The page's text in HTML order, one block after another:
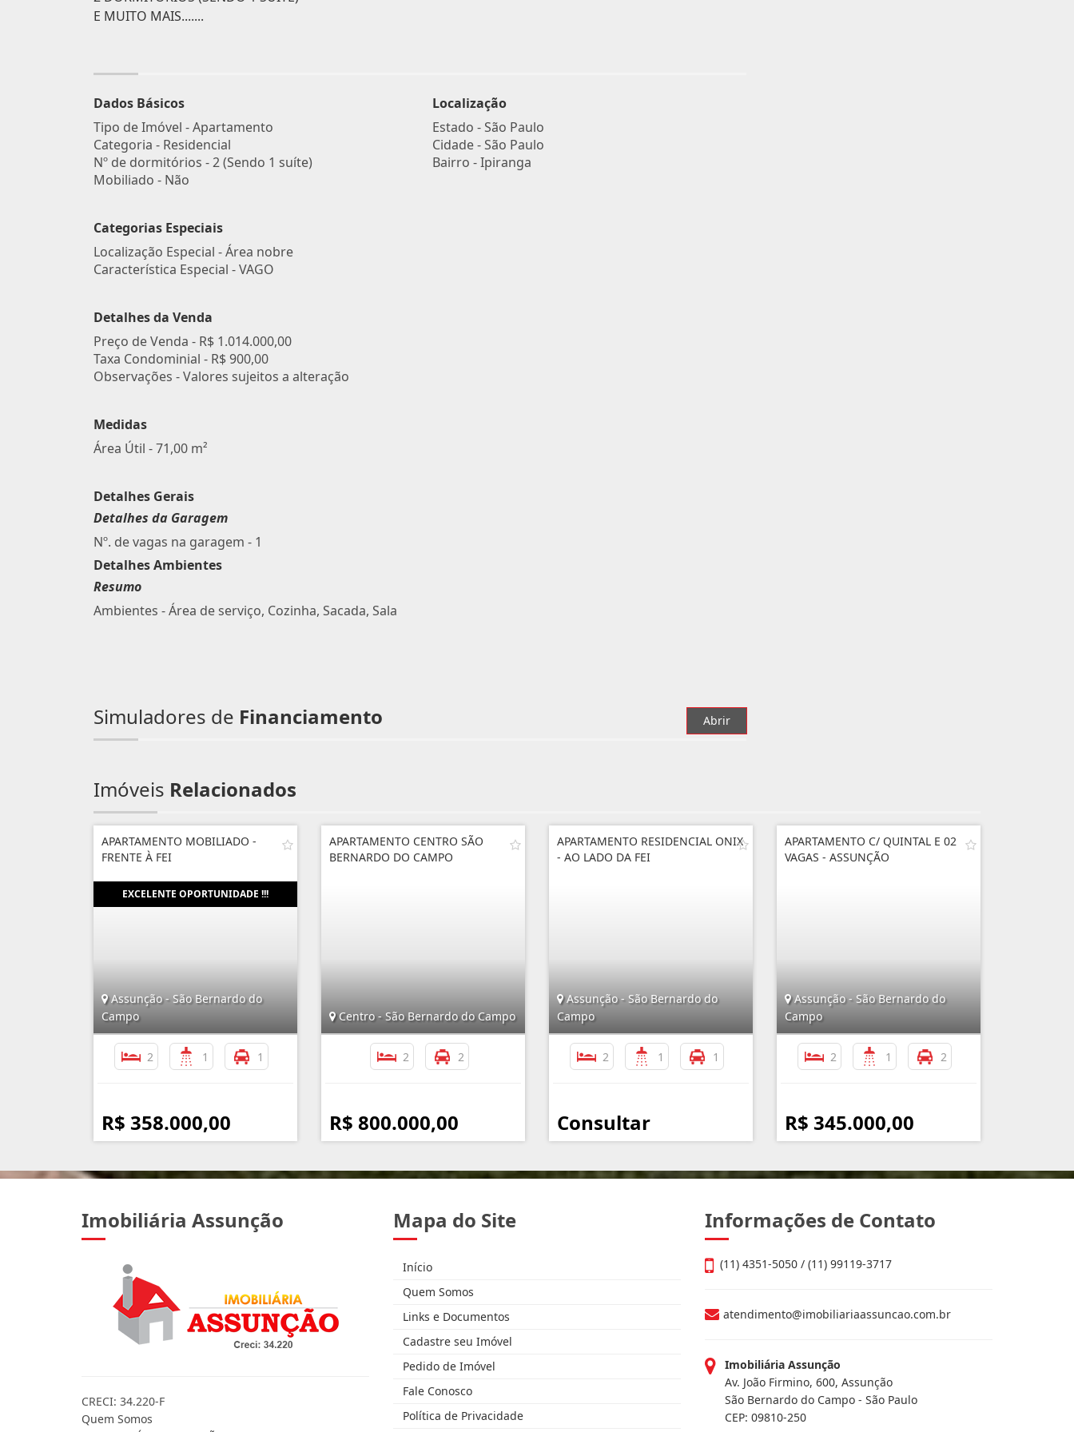
E MUITO MAIS.......
Dados Básicos
Tipo de Imóvel - Apartamento
Categoria - Residencial
Nº de dormitórios - 2 (Sendo 1 suíte)
Mobiliado - Não
Categorias Especiais
Localização Especial - Área nobre
Característica Especial - VAGO
Detalhes da Venda
Preço de Venda - R$ 1.014.000,00
Taxa Condominial - R$ 900,00
Observações - Valores sujeitos a alteração
Medidas
Área Útil - 71,00 m²
Detalhes Gerais
Detalhes da Garagem
Nº. de vagas na garagem - 1
Detalhes Ambientes
Resumo
Ambientes - Área de serviço, Cozinha, Sacada, Sala
Localização
Estado -São Paulo
Cidade -São Paulo
Bairro -Ipiranga
Simuladores de Financiamento Abrir
Imóveis Relacionados
APARTAMENTO MOBILIADO -
FRENTE À FEI
Assunção - São Bernardo do
Campo
2 1 1
R$ 358.000,00
APARTAMENTO CENTRO SÃO
BERNARDO DO CAMPO
Centro - São Bernardo do Campo
2 2
R$ 800.000,00
APARTAMENTO RESIDENCIAL ONIX
- AO LADO DA FEI
Assunção - São Bernardo do
Campo
2 1 1
Consultar
APARTAMENTO C/ QUINTAL E 02
VAGAS - ASSUNÇÃO
Assunção - São Bernardo do
Campo
2 1 2
R$ 345.000,00
Imobiliária Assunção
CRECI: 34.220-F
Quem Somos
Mapa do Site
Início
Quem Somos
Links e Documentos
Cadastre seu Imóvel
Pedido de Imóvel
Fale Conosco
Política de Privacidade
Informações de Contato
(11) 4351-5050 / (11) 99119-3717
atendimento@imobiliariaassuncao.com.br
Imobiliária Assunção
Av. João Firmino, 600, Assunção
São Bernardo do Campo - São Paulo
CEP: 09810-250